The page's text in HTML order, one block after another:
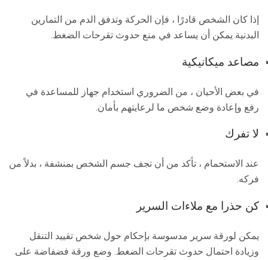
إذا كان الشخص قادرًا ، فإن الحركة وتدفق الدم من التمارين
البدنية يمكن أن يساعد في منع حدوث تقرحات الضغط.
مصاعد ميكانيكية
في بعض الأحيان ، من الضروري استخدام جهاز للمساعدة في
رفع وإعادة وضع شخص ما لرعايتهم بأمان.
لا تفرك
عند الاستحمام ، تأكد من أن تجف جسم الشخص بمنشفة ، بدلاً من
فركه.
كن حذرا مع ملاءات السرير
يمكن لورقة سرير مدسوسة بإحكام حول شخص تقييد التنقل
وزيادة احتمال حدوث تقرحات الضغط. وضع ورقة فضفاضة على